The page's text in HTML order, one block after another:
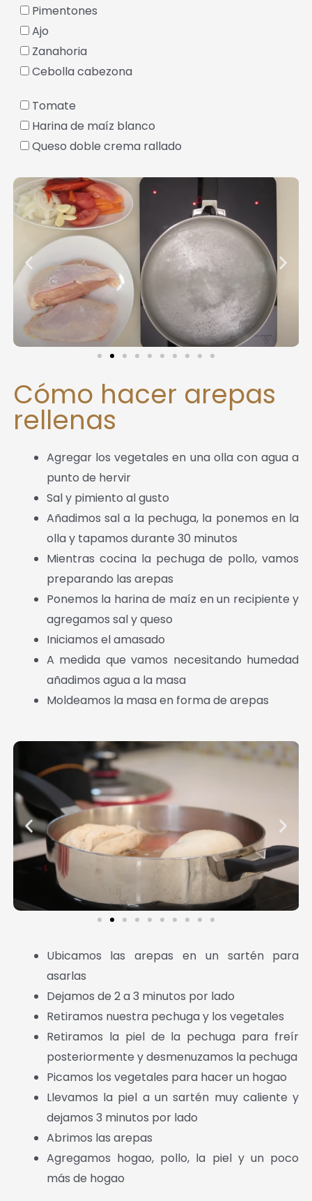
Pimentones
Ajo
Zanahoria
Cebolla cabezona
Tomate
Harina de maíz blanco
Queso doble crema rallado
Cómo hacer arepas
rellenas
Agregar los vegetales en una olla con agua a
punto de hervir
Sal y pimiento al gusto
Añadimos sal a la pechuga, la ponemos en la
olla y tapamos durante 30 minutos
Mientras cocina la pechuga de pollo, vamos
preparando las arepas
Ponemos la harina de maíz en un recipiente y
agregamos sal y queso
Iniciamos el amasado
A medida que vamos necesitando humedad
añadimos agua a la masa
Moldeamos la masa en forma de arepas
Ubicamos las arepas en un sartén para
asarlas
Dejamos de 2 a 3 minutos por lado
Retiramos nuestra pechuga y los vegetales
Retiramos la piel de la pechuga para freír
posteriormente y desmenuzamos la pechuga
Picamos los vegetales para hacer un hogao
Llevamos la piel a un sartén muy caliente y
dejamos 3 minutos por lado
Abrimos las arepas
Agregamos hogao, pollo, la piel y un poco
más de hogao